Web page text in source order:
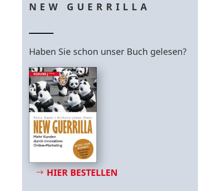
NEW GUERRILLA
Haben Sie schon unser Buch gelesen?
HIER BESTELLEN